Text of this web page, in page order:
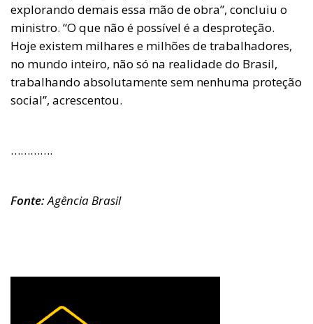
explorando demais essa mão de obra”, concluiu o
ministro. “O que não é possível é a desproteção.
Hoje existem milhares e milhões de trabalhadores,
no mundo inteiro, não só na realidade do Brasil,
trabalhando absolutamente sem nenhuma proteção
social”, acrescentou.
………….
Fonte:Agência Brasil